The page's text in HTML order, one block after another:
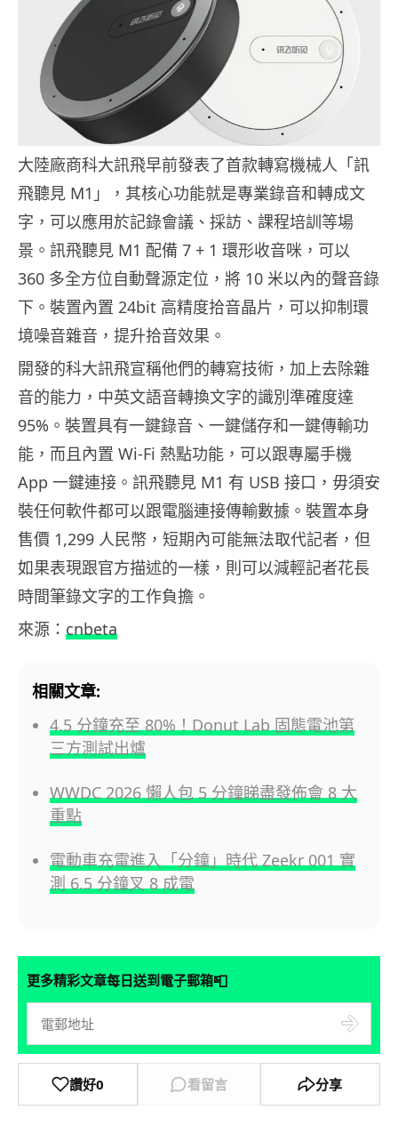
大陸廠商科大訊飛早前發表了首款轉寫機械人「訊
飛聽見 M1」，其核心功能就是專業錄音和轉成文
字，可以應用於記錄會議、採訪、課程培訓等場
景。訊飛聽見 M1 配備 7 + 1 環形收音咪，可以
360 多全方位自動聲源定位，將 10 米以內的聲音錄
下。裝置內置 24bit 高精度拾音晶片，可以抑制環
境噪音雜音，提升拾音效果。
開發的科大訊飛宣稱他們的轉寫技術，加上去除雜
音的能力，中英文語音轉換文字的識別準確度達
95%。裝置具有一鍵錄音、一鍵儲存和一鍵傳輸功
能，而且內置 Wi-Fi 熱點功能，可以跟專屬手機
App 一鍵連接。訊飛聽見 M1 有 USB 接口，毋須安
裝任何軟件都可以跟電腦連接傳輸數據。裝置本身
售價 1,299 人民幣，短期內可能無法取代記者，但
如果表現跟官方描述的一樣，則可以減輕記者花長
時間筆錄文字的工作負擔。
來源： cnbeta
相關文章:
4.5 分鐘充至 80%！Donut Lab 固態電池第
三方測試出爐
WWDC 2026 懶人包 5 分鐘睇盡發佈會 8 大
重點
電動車充電進入「分鐘」時代 Zeekr 001 實
測 6.5 分鐘叉 8 成電
更多精彩文章每日送到電子郵箱📮
讚好0 看留言 分享